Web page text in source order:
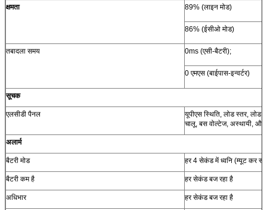
क्षमता 89% (लाइन मोड)
86% (ईसीओ मोड)
तबादला समय 0ms (एसी-बैटरी);
0 एमएस (बाईपास-इन्वर्टर)
सूचक
एलसीडी पैनल
यूपीएस स्थिति, लोड स्तर,
चालू, बस वोल्टेज, अस्थायी,
अलार्म
बैटरी मोड हर 4 सेकंड में ध्वनि (म्यूट कर
बैटरी कम है हर सेकंड बज रहा है
अधिभार हर सेकंड बज रहा है